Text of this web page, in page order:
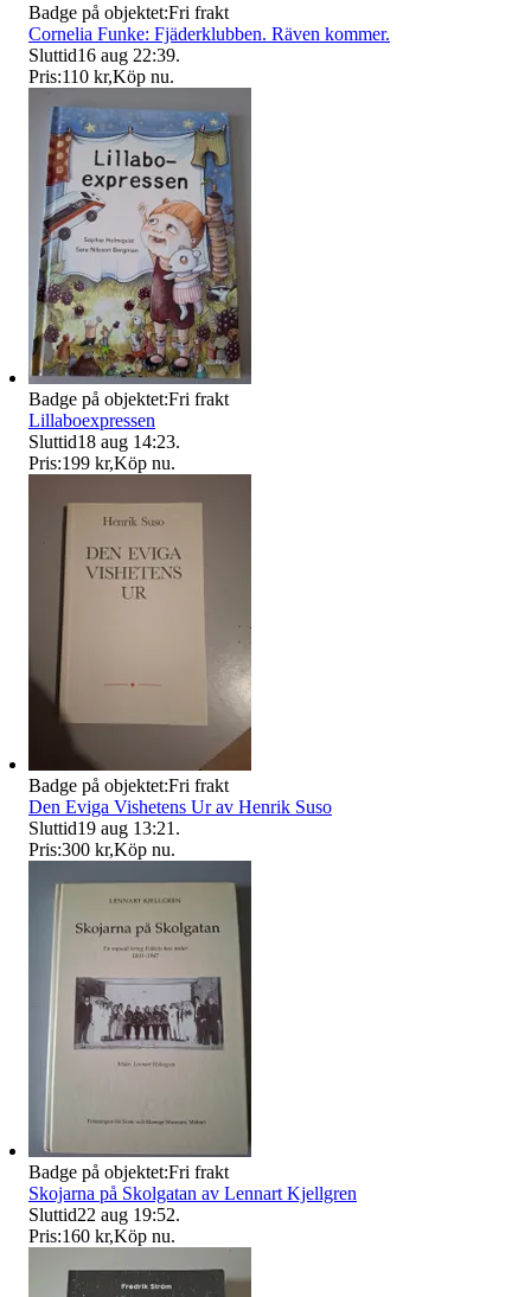
Badge på objektet:Fri frakt
Cornelia Funke: Fjäderklubben. Räven kommer.
Sluttid16 aug 22:39.
Pris:110 kr,Köp nu.
Badge på objektet:Fri frakt
Lillaboexpressen
Sluttid18 aug 14:23.
Pris:199 kr,Köp nu.
Badge på objektet:Fri frakt
Den Eviga Vishetens Ur av Henrik Suso
Sluttid19 aug 13:21 .
Pris:300 kr,Köp nu.
Badge på objektet:Fri frakt
Skojarna på Skolgatan av Lennart Kjellgren
Sluttid22 aug 19:52.
Pris:160 kr,Köp nu.